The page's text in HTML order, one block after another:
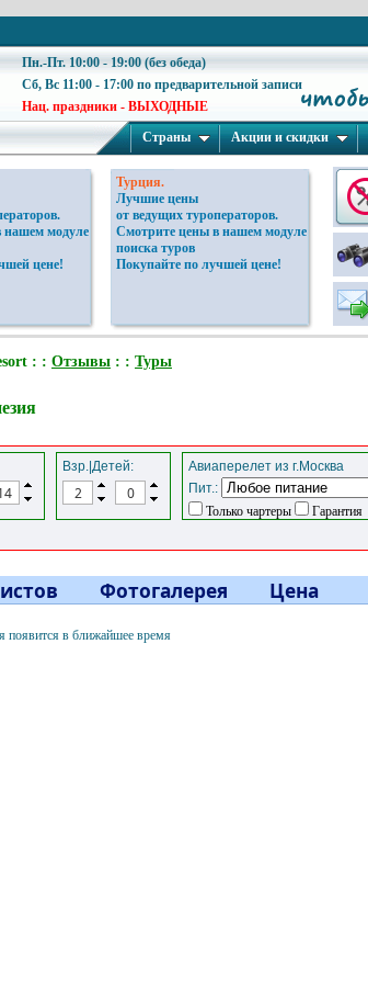
Пн.-Пт. 10:00 - 19:00 (без обеда)
Сб, Вс 11:00 - 17:00 по предварительной записи
Нац. праздники - ВЫХОДНЫЕ
Страны Акции и скидки
нашем модуле
цене!
Турция.
Лучшие цены
от ведущих туроператоров.
Смотрите цены в нашем модуле
поиска туров
Покупайте по лучшей цене!
: : Отзывы : : Туры
Взр.|Детей:
Авиаперелет из г.Москва
Пит.:
Только чартеры
Гарантия
Фотогалерея Цена
появится в ближайшее время